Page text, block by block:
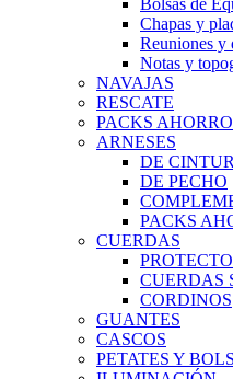
Bolsas de
Chapas y
Reuniones y
Notas y
NAVAJAS
RESCATE
PACKS AHORRO
ARNESES
DE
DE PECHO
PACKS
CUERDAS
CUERDAS
CORDINOS
GUANTES
CASCOS
PETATES Y